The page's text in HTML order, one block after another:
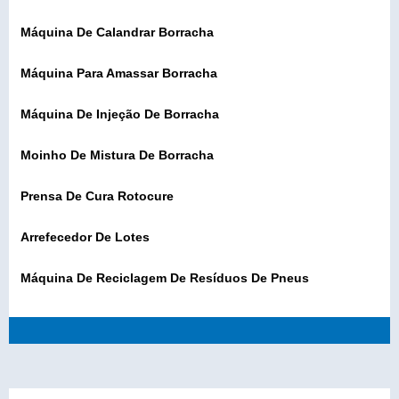
Máquina De Calandrar Borracha
Máquina Para Amassar Borracha
Máquina De Injeção De Borracha
Moinho De Mistura De Borracha
Prensa De Cura Rotocure
Arrefecedor De Lotes
Máquina De Reciclagem De Resíduos De Pneus